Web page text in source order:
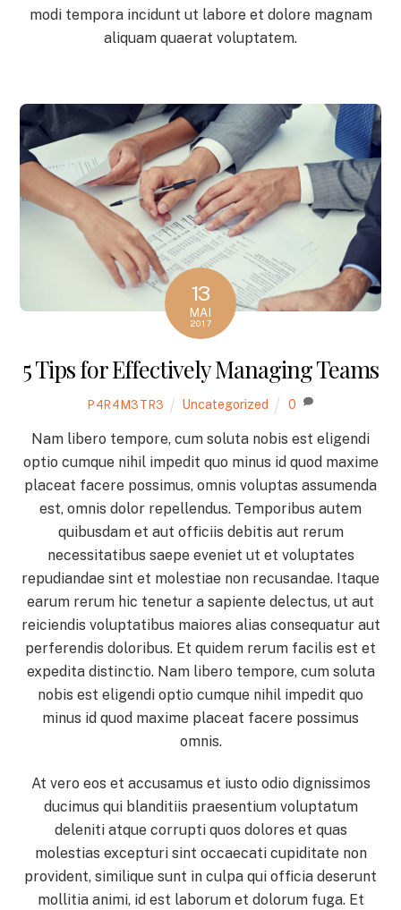
modi tempora incidunt ut labore et dolore magnam
aliquam quaerat voluptatem.
13
MAI
2017
5 Tips for Effectively Managing Teams
P4R4M3TR3 Uncategorized 0
Nam libero tempore, cum soluta nobis est eligendi
optio cumque nihil impedit quo minus id quod maxime
placeat facere possimus, omnis voluptas assumenda
est, omnis dolor repellendus. Temporibus autem
quibusdam et aut officiis debitis aut rerum
necessitatibus saepe eveniet ut et voluptates
repudiandae sint et molestiae non recusandae. Itaque
earum rerum hic tenetur a sapiente delectus, ut aut
reiciendis voluptatibus maiores alias consequatur aut
perferendis doloribus. Et quidem rerum facilis est et
expedita distinctio. Nam libero tempore, cum soluta
nobis est eligendi optio cumque nihil impedit quo
minus id quod maxime placeat facere possimus
omnis.
At vero eos et accusamus et iusto odio dignissimos
ducimus qui blanditiis praesentium voluptatum
deleniti atque corrupti quos dolores et quas
molestias excepturi sint occaecati cupiditate non
provident, similique sunt in culpa qui officia deserunt
mollitia animi, id est laborum et dolorum fuga. Et